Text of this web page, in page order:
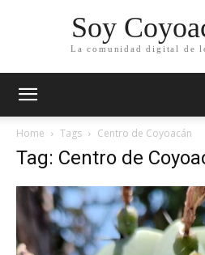
Soy
La comunidad digital de
Home Tags Centro de Coyoacán
Tag: Centro de